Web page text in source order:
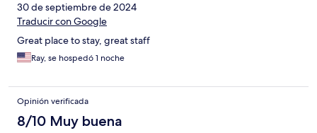
30 de septiembre de 2024
Traducir con Google
Great place to stay, great staff
Ray, se hospedó 1 noche
Opinión verificada
8/10 Muy buena